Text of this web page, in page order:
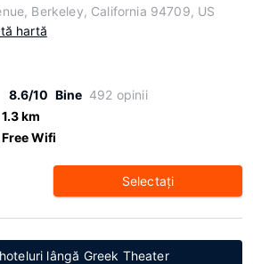
Berkeley, California 94709, US
hartă
8.6/10 Bine 492 opinii
1.3 km
Free Wifi
Selectaţi
lângă Greek Theater